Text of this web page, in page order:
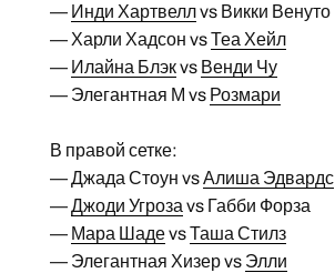
— Инди Хартвеллvs Викки Венуто
— Харли Хадсон vsТеа Хейл
— Илайна Блэкvs Венди Чу
— Элегантная М vs Розмари
В правой сетке:
— Джада Стоун vsАлиша Эдвардс
—Джоди Угроза vs Габби Форза
— Мара ШадеvsТаша Стилз
— Элегантная Хизер vs Элли